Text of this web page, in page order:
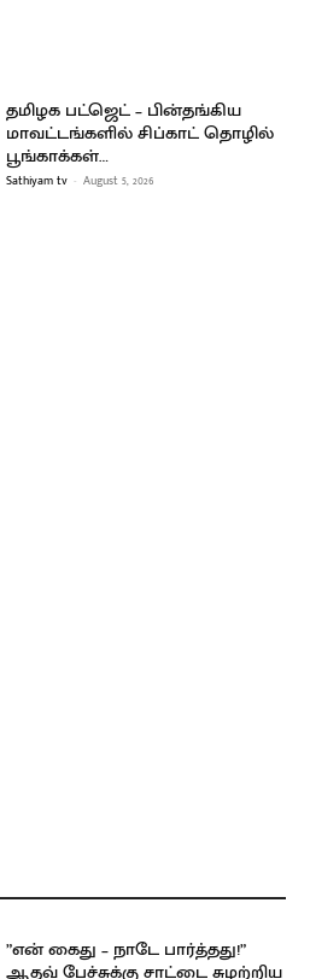
தமிழக பட்ஜெட் – பின்தங்கிய
மாவட்டங்களில் சிப்காட் தொழில்
பூங்காக்கள்…
Sathiyam tv - August 5, 2026
”என் கைது – நாடே பார்த்தது!”
ஆதவ் பேச்சுக்கு சாட்டை சுழற்றிய